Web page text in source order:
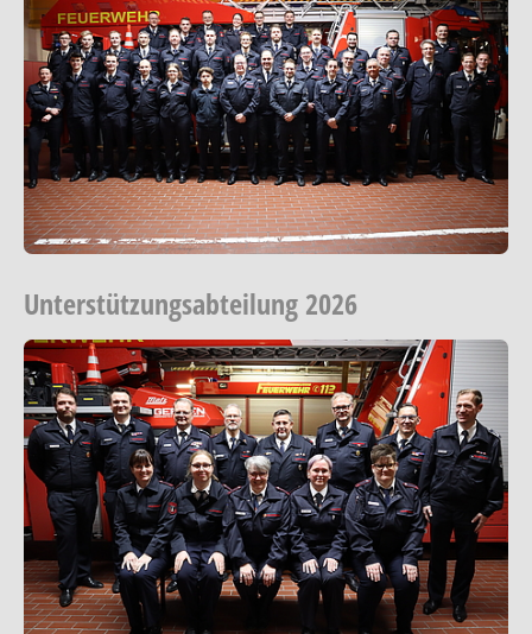
Unterstützungsabteilung 2026
Show larger version